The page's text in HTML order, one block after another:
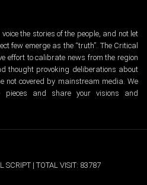
the stories of the people, and not let
few emerge as the “truth”. The Critical
effort to calibrate news from the region
thought provoking deliberations about
not covered by mainstream media. We
pieces and share your visions and
SCRIPT | TOTAL VISIT: 83787